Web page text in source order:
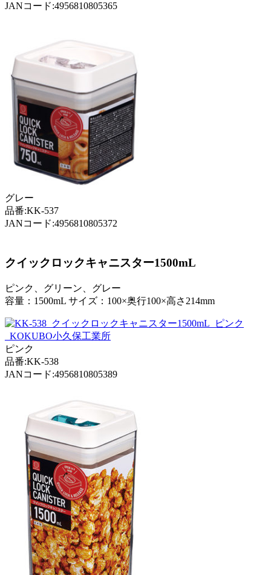
JANコード:4956810805365
グレー
品番:KK-537
JANコード:4956810805372
クイックロックキャニスター1500mL
ピンク、グリーン、グレー
容量：1500mL サイズ：100×奥行100×高さ214mm
ピンク
品番:KK-538
JANコード:4956810805389